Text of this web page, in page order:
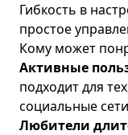
Гибкость в
простое
Кому может
Активные
подходит для
социальные
Любители